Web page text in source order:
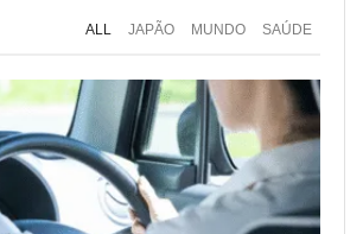
ALL JAPÃO MUNDO SAÚDE